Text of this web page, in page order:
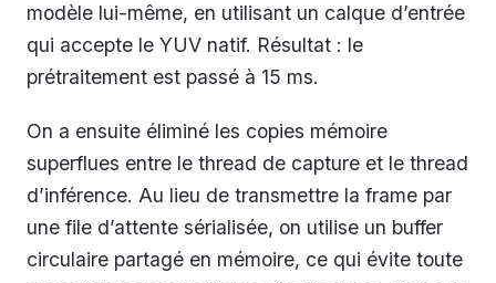
modèle lui-même, en utilisant un calque d’entrée
qui accepte le YUV natif. Résultat : le
prétraitement est passé à 15 ms.
On a ensuite éliminé les copies mémoire
superflues entre le thread de capture et le thread
d’inférence. Au lieu de transmettre la frame par
une file d’attente sérialisée, on utilise un buffer
circulaire partagé en mémoire, ce qui évite toute